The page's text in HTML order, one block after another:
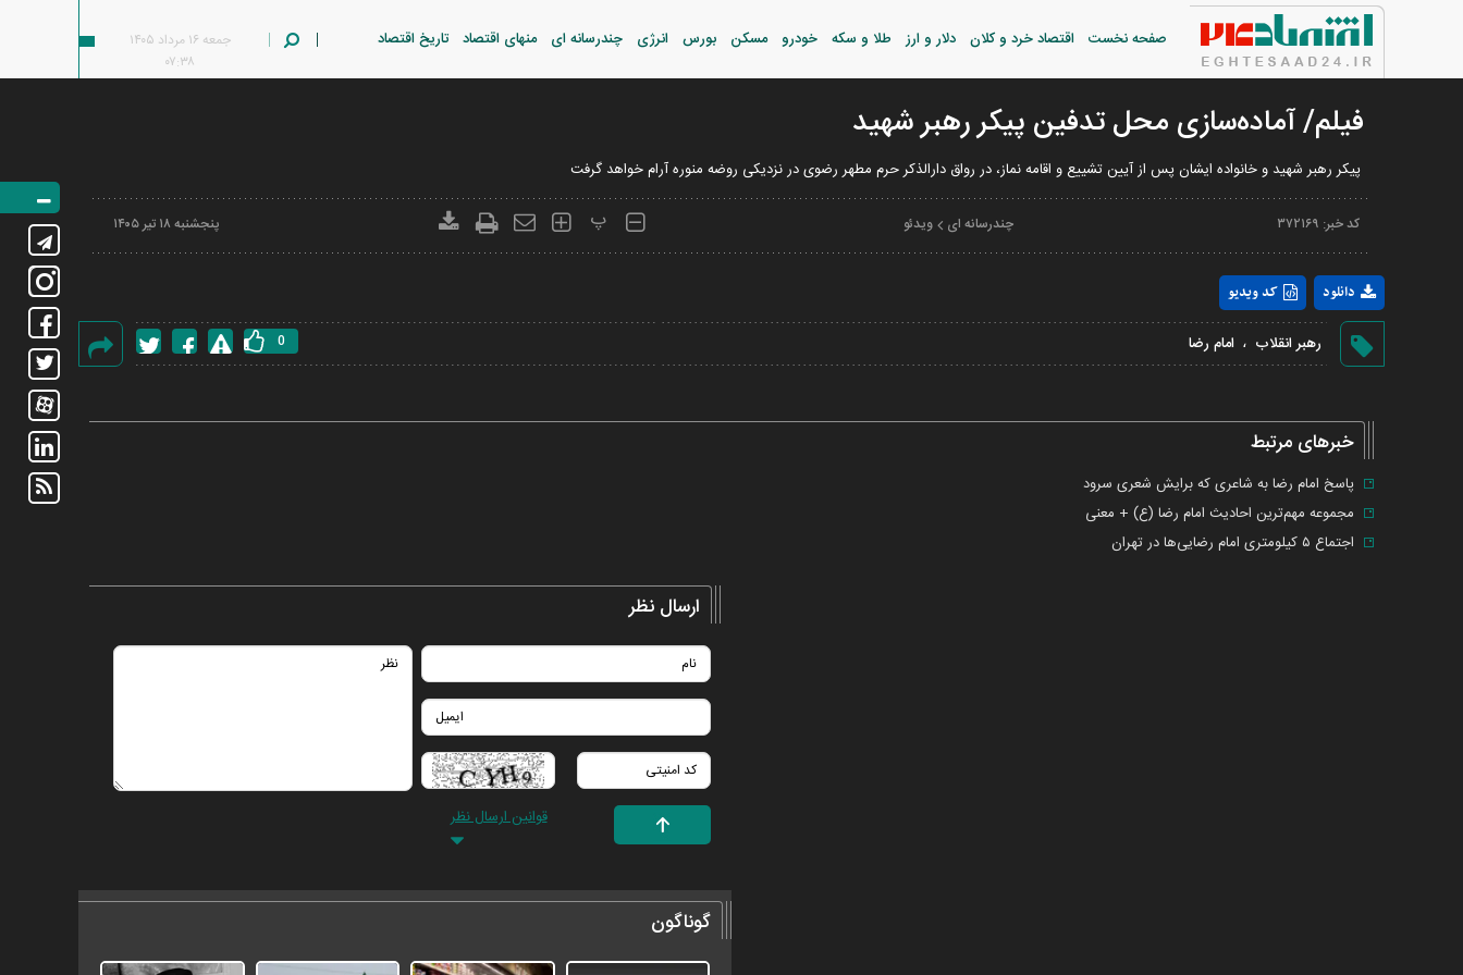
صفحه نخست اقتصاد خرد و کلان دلار و ارز طلا و سکه خودرو مسکن بورس انرژی چندرسانه ای منهای اقتصاد تاریخ اقتصاد
جمعه ۱۶ مرداد ۱۴۰۵
۰۷:۳۸
فیلم/ آماده‌سازی محل تدفین پیکر رهبر شهید
پیکر رهبر شهید و خانواده ایشان پس از آیین تشییع و اقامه نماز، در رواق دارالذکر حرم مطهر رضوی در نزدیکی روضه منوره آرام خواهد گرفت
کد خبر: ۳۷۲۱۶۹ چندرسانه ای ویدئو پ پنجشنبه ۱۸ تير ۱۴۰۵
کد ویدیو دانلود
رهبر انقلاب ، امام رضا
گزارش
0
خبرهای مرتبط
پاسخ امام رضا به شاعری که برایش شعری سرود
مجموعه مهم‌ترین احادیث امام رضا (ع) + معنی
اجتماع ۵ کیلومتری امام رضایی‌ها در تهران
ارسال نظر
قوانین ارسال نظر
گوناگون